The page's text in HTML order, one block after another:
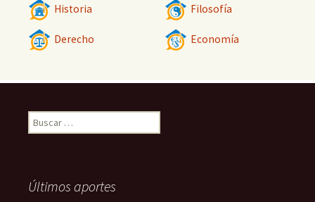
Historia Filosofía
Derecho Economía
Buscar:
Últimos aportes